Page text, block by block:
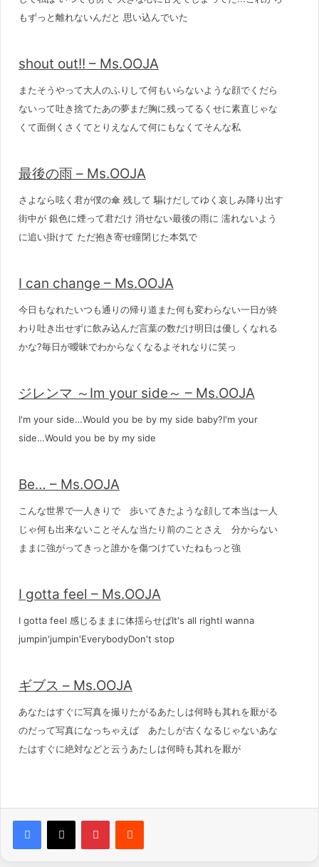
もずっと離れないんだと 思い込んでいた
shout out!! – Ms.OOJA
またそうやって大人のふりして何もいらないような顔でくだら
ないって吐き捨てたあの夢まだ胸に残ってるくせに素直じゃな
くて面倒くさくてとりえなんて何にもなくてそんな私
最後の雨 – Ms.OOJA
さよなら呟く君が僕の傘 残して 驅けだしてゆく哀しみ降り出す
街中が 銀色に煙って君だけ 消せない最後の雨に 濡れないよう
に追い掛けて ただ抱き寄せ瞳閉じた本気で
I can change – Ms.OOJA
今日もなれたいつも通りの帰り道また何も変わらない一日が終
わり吐き出せずに飲み込んだ言葉の数だけ明日は優しくなれる
かな?毎日が曖昧でわからなくなるよそれなりに笑っ
ジレンマ ～Im your side～ – Ms.OOJA
I'm your side…Would you be by my side baby?I'm your
side…Would you be by my side
Be… – Ms.OOJA
こんな世界で一人きりで 歩いてきたような顔して本当は一人
じゃ何も出来ないことそんな当たり前のことさえ 分からない
ままに強がってきっと誰かを傷つけていたねもっと強
I gotta feel – Ms.OOJA
I gotta feel 感じるままに体揺らせばIt's all rightI wanna
jumpin'jumpin'EverybodyDon't stop
ギブス – Ms.OOJA
あなたはすぐに写真を撮りたがるあたしは何時も其れを厭がる
のだって写真になっちゃえば あたしが古くなるじゃないあな
たはすぐに絶対などと云うあたしは何時も其れを厭が
PinterestReddit